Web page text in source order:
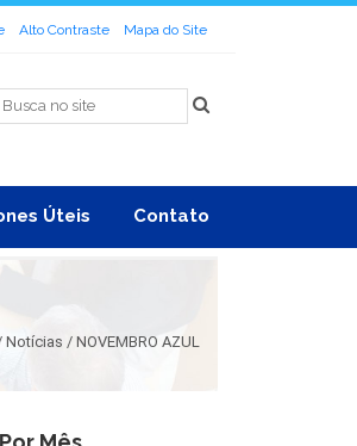
Alto Contraste Mapa do Site
Úteis Contato
Notícias / NOVEMBRO AZUL